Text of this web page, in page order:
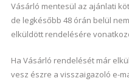
Vásárló mentesül az ajánlati
de legkésőbb 48 órán belül
elküldött rendelésére
Ha Vásárló rendelését már
vesz észre a visszaigazoló e-